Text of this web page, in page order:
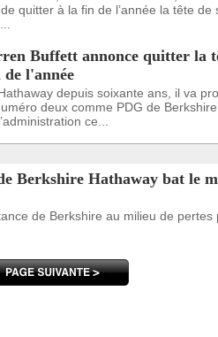
quitter à la fin de l’année la tête de
Buffett annonce quitter la
l'année
depuis soixante ans, il va
deux comme PDG de Berkshire
ce...
Berkshire Hathaway bat le
de Berkshire au milieu de pertes